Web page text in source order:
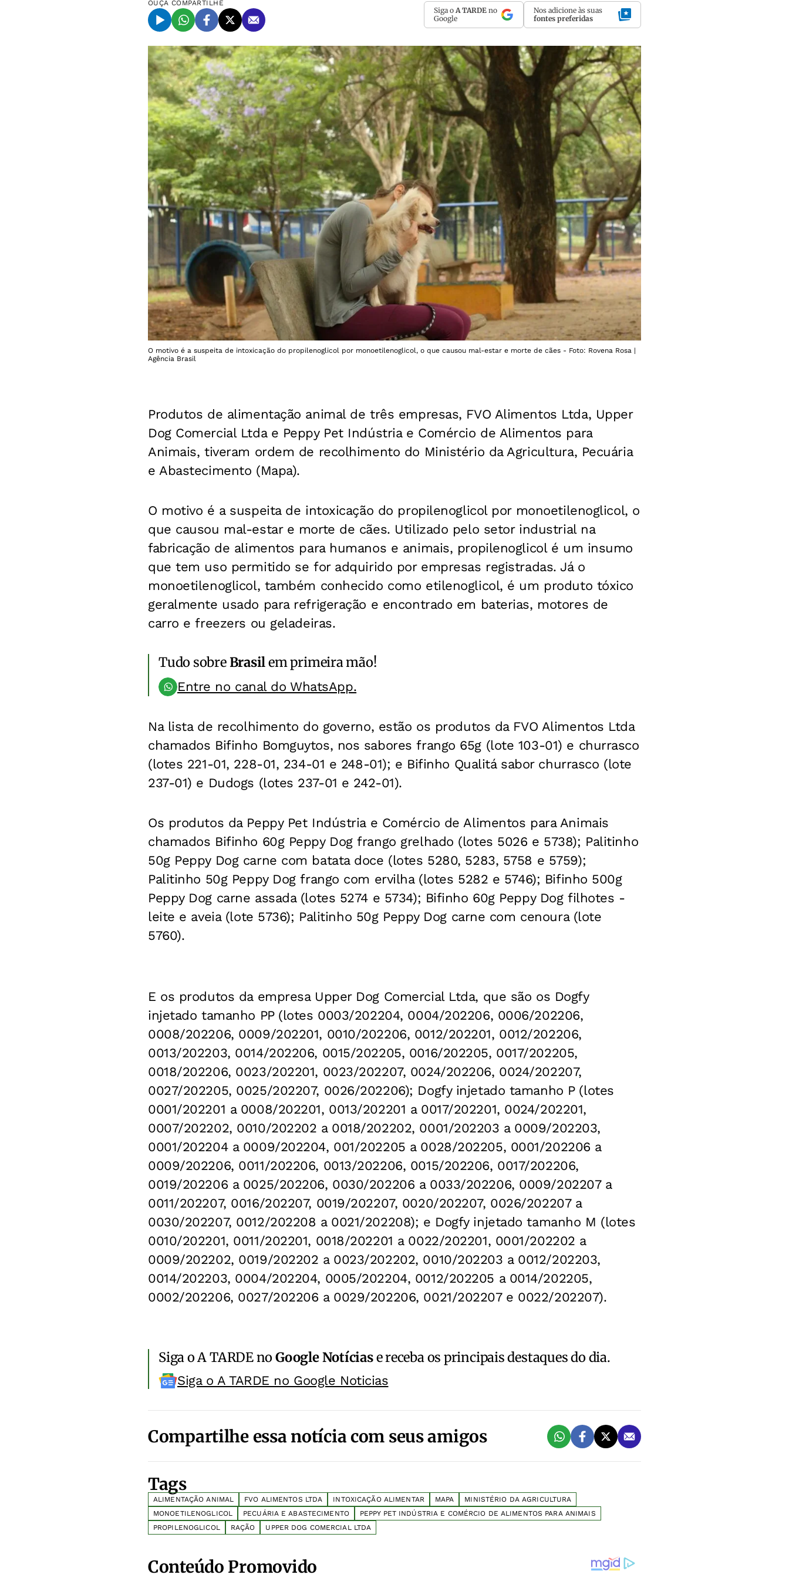
OUÇA COMPARTILHE
Siga o A TARDE no
Google
Nos adicione às suas
fontes preferidas
O motivo é a suspeita de intoxicação do propilenoglicol por monoetilenoglicol, o que causou mal-estar e morte de cães - Foto: Rovena Rosa |
Agência Brasil
Produtos de alimentação animal de três empresas, FVO Alimentos Ltda, Upper
Dog Comercial Ltda e Peppy Pet Indústria e Comércio de Alimentos para
Animais, tiveram ordem de recolhimento do Ministério da Agricultura, Pecuária
e Abastecimento (Mapa).
O motivo é a suspeita de intoxicação do propilenoglicol por monoetilenoglicol, o
que causou mal-estar e morte de cães. Utilizado pelo setor industrial na
fabricação de alimentos para humanos e animais, propilenoglicol é um insumo
que tem uso permitido se for adquirido por empresas registradas. Já o
monoetilenoglicol, também conhecido como etilenoglicol, é um produto tóxico
geralmente usado para refrigeração e encontrado em baterias, motores de
carro e freezers ou geladeiras.
Tudo sobreBrasilem primeira mão!
Entre no canal do WhatsApp.
Na lista de recolhimento do governo, estão os produtos da FVO Alimentos Ltda
chamados Bifinho Bomguytos, nos sabores frango 65g (lote 103-01) e churrasco
(lotes 221-01, 228-01, 234-01 e 248-01); e Bifinho Qualitá sabor churrasco (lote
237-01) e Dudogs (lotes 237-01 e 242-01).
Os produtos da Peppy Pet Indústria e Comércio de Alimentos para Animais
chamados Bifinho 60g Peppy Dog frango grelhado (lotes 5026 e 5738); Palitinho
50g Peppy Dog carne com batata doce (lotes 5280, 5283, 5758 e 5759);
Palitinho 50g Peppy Dog frango com ervilha (lotes 5282 e 5746); Bifinho 500g
Peppy Dog carne assada (lotes 5274 e 5734); Bifinho 60g Peppy Dog filhotes -
leite e aveia (lote 5736); Palitinho 50g Peppy Dog carne com cenoura (lote
5760).
E os produtos da empresa Upper Dog Comercial Ltda, que são os Dogfy
injetado tamanho PP (lotes 0003/202204, 0004/202206, 0006/202206,
0008/202206, 0009/202201, 0010/202206, 0012/202201, 0012/202206,
0013/202203, 0014/202206, 0015/202205, 0016/202205, 0017/202205,
0018/202206, 0023/202201, 0023/202207, 0024/202206, 0024/202207,
0027/202205, 0025/202207, 0026/202206); Dogfy injetado tamanho P (lotes
0001/202201 a 0008/202201, 0013/202201 a 0017/202201, 0024/202201,
0007/202202, 0010/202202 a 0018/202202, 0001/202203 a 0009/202203,
0001/202204 a 0009/202204, 001/202205 a 0028/202205, 0001/202206 a
0009/202206, 0011/202206, 0013/202206, 0015/202206, 0017/202206,
0019/202206 a 0025/202206, 0030/202206 a 0033/202206, 0009/202207 a
0011/202207, 0016/202207, 0019/202207, 0020/202207, 0026/202207 a
0030/202207, 0012/202208 a 0021/202208); e Dogfy injetado tamanho M (lotes
0010/202201, 0011/202201, 0018/202201 a 0022/202201, 0001/202202 a
0009/202202, 0019/202202 a 0023/202202, 0010/202203 a 0012/202203,
0014/202203, 0004/202204, 0005/202204, 0012/202205 a 0014/202205,
0002/202206, 0027/202206 a 0029/202206, 0021/202207 e 0022/202207).
Siga o A TARDE noGoogle Notíciase receba os principais destaques do dia.
Siga o A TARDE no Google Noticias
Compartilhe essa notícia com seus amigos
Tags
ALIMENTAÇÃO ANIMAL FVO ALIMENTOS LTDA INTOXICAÇÃO ALIMENTAR MAPA
MINISTÉRIO DA AGRICULTURA
MONOETILENOGLICOL
PECUÁRIA E ABASTECIMENTO
PEPPY PET INDÚSTRIA E COMÉRCIO DE ALIMENTOS PARA ANIMAIS
PROPILENOGLICOL
RAÇÃO UPPER DOG COMERCIAL LTDA